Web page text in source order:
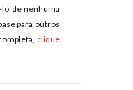
de nenhuma
para outros
clique